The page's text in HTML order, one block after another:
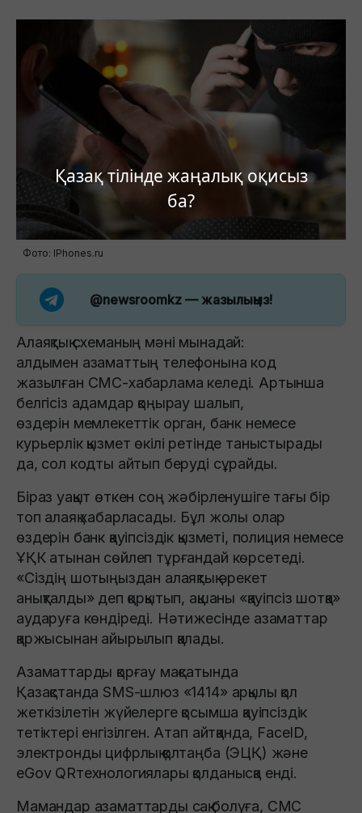
Қазақ тілінде жаңалық оқисыз
ба?
Фото: IPhones.ru
@newsroomkz — жазылыңыз!
Алаяқтық схеманың мәні мынадай:
алдымен азаматтың телефонына код
жазылған СМС-хабарлама келеді. Артынша
белгісіз адамдар қоңырау шалып,
өздерін мемлекеттік орган, банк немесе
курьерлік қызмет өкілі ретінде таныстырады
да, сол кодты айтып беруді сұрайды.
Біраз уақыт өткен соң жәбірленушіге тағы бір
топ алаяқ хабарласады. Бұл жолы олар
өздерін банк қауіпсіздік қызметі, полиция немесе
ҰҚК атынан сөйлеп тұрғандай көрсетеді.
«Сіздің шотыңыздан алаяқтық әрекет
анықталды» деп қорқытып, ақшаны «қауіпсіз шотқа»
аударуға көндіреді. Нәтижесінде азаматтар
қаржысынан айырылып қалады.
Азаматтарды қорғау мақсатында
Қазақстанда SMS-шлюз «1414» арқылы қол
жеткізілетін жүйелерге қосымша қауіпсіздік
тетіктері енгізілген. Атап айтқанда, FaceID,
электронды цифрлық қолтаңба (ЭЦҚ) және
eGov QRтехнологиялары қолданысқа енді.
Мамандар азаматтарды сақ болуға, СМС